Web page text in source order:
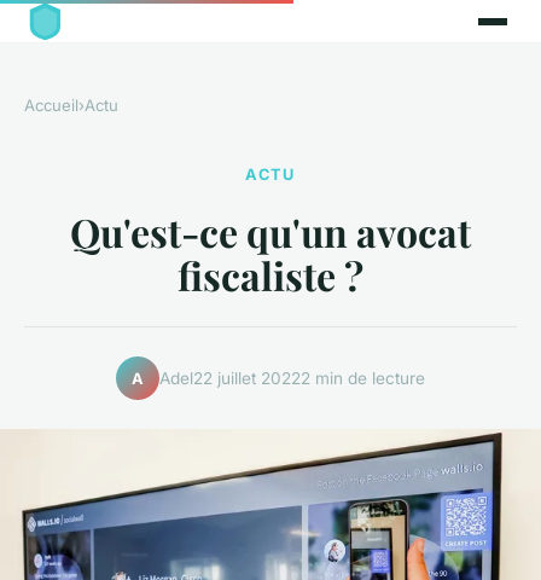
Accueil›Actu
ACTU
Qu'est-ce qu'un avocat
fiscaliste ?
A Adel22 juillet 20222 min de lecture